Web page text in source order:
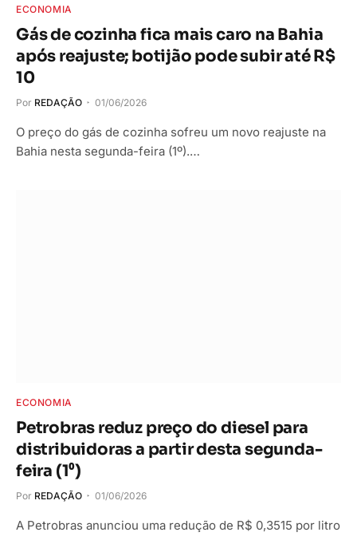
ECONOMIA
Gás de cozinha fica mais caro na Bahia
após reajuste; botijão pode subir até R$
10
Por REDAÇÃO 01/06/2026
O preço do gás de cozinha sofreu um novo reajuste na
Bahia nesta segunda-feira (1º).…
ECONOMIA
Petrobras reduz preço do diesel para
distribuidoras a partir desta segunda-
feira (1⁰)
Por REDAÇÃO 01/06/2026
A Petrobras anunciou uma redução de R$ 0,3515 por litro